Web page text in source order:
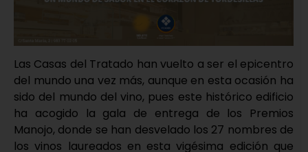
Las Casas del Tratado han vuelto a ser el epicentro
del mundo una vez más, aunque en esta ocasión ha
sido del mundo del vino, pues este histórico edificio
ha acogido la gala de entrega de los Premios
Manojo, donde se han desvelado los 27 nombres de
los vinos laureados en esta vigésima edición que